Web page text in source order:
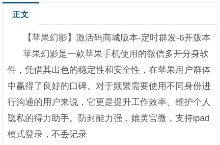
正文
【苹果幻影】激活码商城版本-定时群发-6开版本
苹果幻影是一款苹果手机使用的微信多开分身软
件，凭借其出色的稳定性和安全性，在苹果用户群体
中赢得了良好的口碑。对于频繁需要使用不同身份进
行沟通的用户来说，它更是提升工作效率、维护个人
隐私的得力助手。防封能力强，媲美官微，支持ipad
模式登录，不丢记录